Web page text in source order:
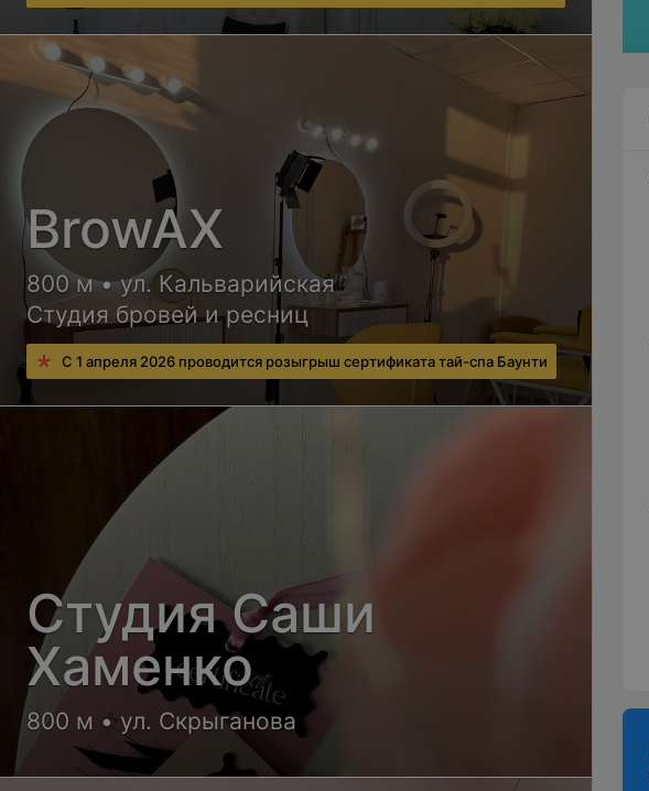
BrowAX
800 м • ул. Кальварийская
Студия бровей и ресниц
С 1 апреля 2026 проводится розыгрыш сертификата тай-спа Баунти
Студия Саши
Хаменко
800 м • ул. Скрыганова